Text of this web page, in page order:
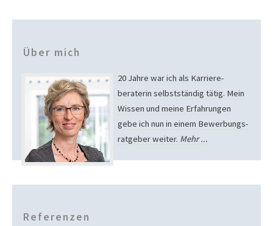
Über mich
20 Jahre war ich als Karriere­
beraterin selbst­ständig tätig. Mein
Wissen und meine Erfah­run­gen
gebe ich nun in einem Bewer­bungs­
rat­geber weiter. Mehr ...
Referenzen